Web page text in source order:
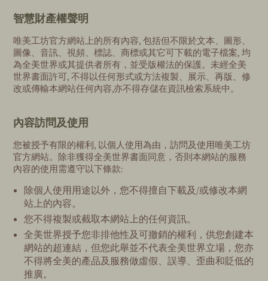
智慧財產權聲明
唯美工坊官方網站上的所有內容, 包括但不限於文本、圖形、
圖像、音訊、視頻、標誌、商標或其它可下載的電子檔案, 均
為全美世界或其提供者所有，並受版權法的保護。未經全美
世界書面許可, 不得以任何形式或方法複製、展示、再版、修
改或傳輸本網站任何內容,亦不得存儲在資訊檢索系統中。
內容訪問及使用
您被授予有限的權利, 以個人使用為由，訪問及使用唯美工坊
官方網站。除非獲得全美世界書面同意，否則本網站的服務
內容的使用需遵守以下條款:
除個人使用用途以外，您不得擅自下載及/或修改本網
站上的內容。
您不得複製或截取本網站上的任何資訊。
全美世界授予您非排他性及可撤銷的權利，供您創建本
網站的超連結，但您此舉並不代表全美世界立場，您亦
不得將全美的產品及服務做虛假、誤導、歪曲和貶低的
推廣。